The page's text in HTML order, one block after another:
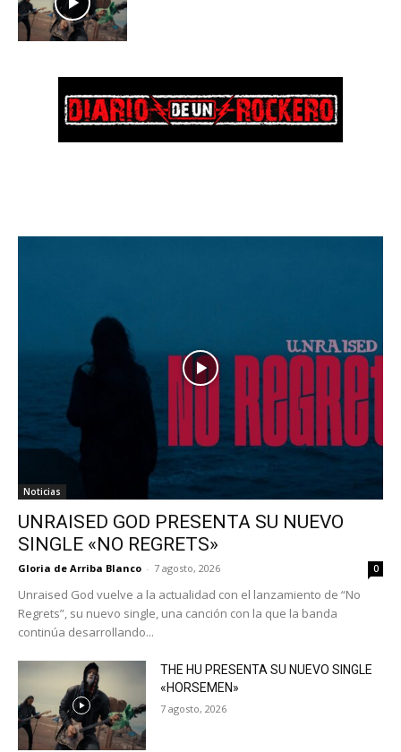
Noticias
UNRAISED GOD PRESENTA SU NUEVO
SINGLE «NO REGRETS»
Gloria de Arriba Blanco - 7 agosto, 2026 0
Unraised God vuelve a la actualidad con el lanzamiento de “No
Regrets”, su nuevo single, una canción con la que la banda
continúa desarrollando...
THE HU PRESENTA SU NUEVO SINGLE
«HORSEMEN»
7 agosto, 2026